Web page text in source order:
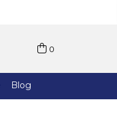
0
Blog